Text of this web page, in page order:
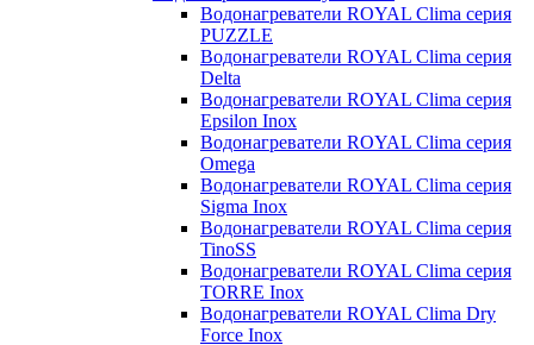
Водонагреватели ROYAL Clima серия
PUZZLE
Водонагреватели ROYAL Clima серия
Delta
Водонагреватели ROYAL Clima серия
Epsilon Inox
Водонагреватели ROYAL Clima серия
Omega
Водонагреватели ROYAL Clima серия
Sigma Inox
Водонагреватели ROYAL Clima серия
TinoSS
Водонагреватели ROYAL Clima серия
TORRE Inox
Водонагреватели ROYAL Clima Dry
Force Inox